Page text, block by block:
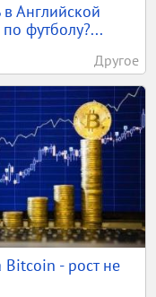
в Английской
футболу?...
Другое
Bitcoin - рост не